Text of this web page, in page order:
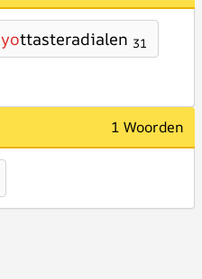
yottasteradialen 31
1 Woorden